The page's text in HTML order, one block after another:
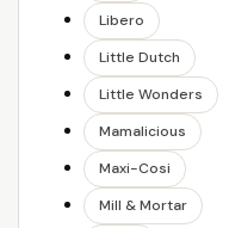
Libero
Little Dutch
Little Wonders
Mamalicious
Maxi-Cosi
Mill & Mortar